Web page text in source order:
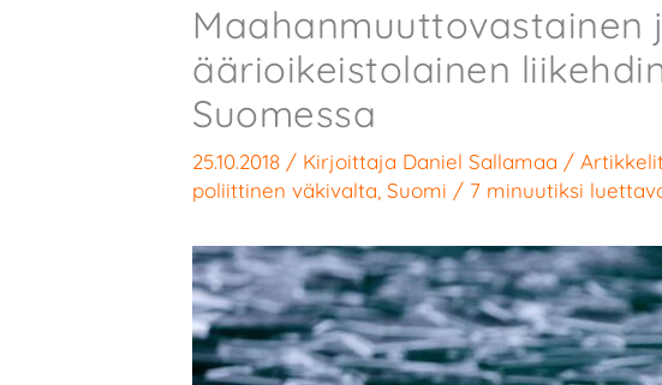
Maahanmuuttovastainen
äärioikeistolainen
Suomessa
25.10.2018 / Kirjoittaja Daniel Sallamaa / Artikkelit
poliittinen väkivalta Suomi / 7 minuutiksi